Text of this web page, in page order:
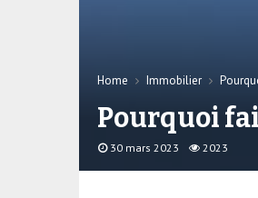
Home Immobilier
Pourquoi
30 mars 2023 2023